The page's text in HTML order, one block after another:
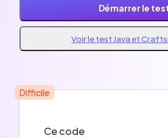
Démarrer le
Voir le test Java et
Difficile
Ce code